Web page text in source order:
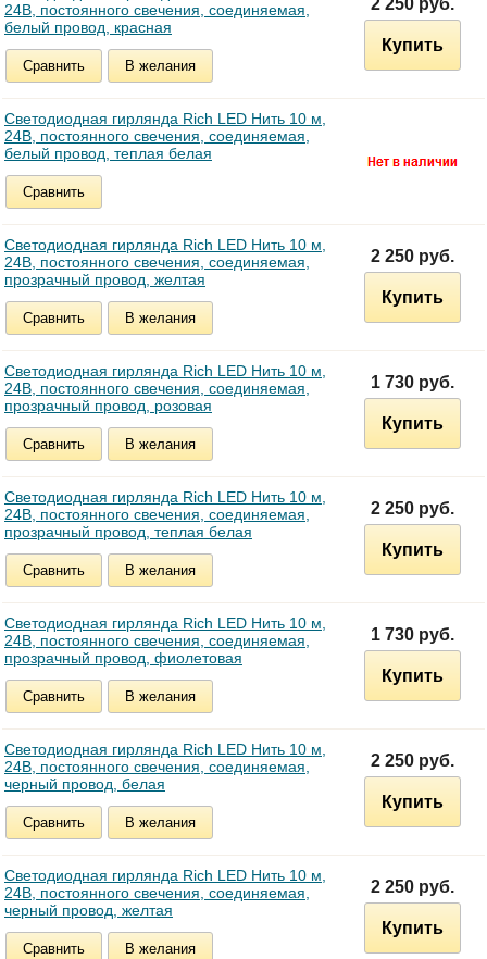
24В, постоянного свечения, соединяемая,
белый провод, красная
Сравнить В желания
2 250 руб.
Купить
Светодиодная гирлянда Rich LED Нить 10 м,
24В, постоянного свечения, соединяемая,
белый провод, теплая белая
Сравнить
Светодиодная гирлянда Rich LED Нить 10 м,
24В, постоянного свечения, соединяемая,
прозрачный провод, желтая
Сравнить В желания
2 250 руб.
Купить
Светодиодная гирлянда Rich LED Нить 10 м,
24В, постоянного свечения, соединяемая,
прозрачный провод, розовая
Сравнить В желания
1 730 руб.
Купить
Светодиодная гирлянда Rich LED Нить 10 м,
24В, постоянного свечения, соединяемая,
прозрачный провод, теплая белая
Сравнить В желания
2 250 руб.
Купить
Светодиодная гирлянда Rich LED Нить 10 м,
24В, постоянного свечения, соединяемая,
прозрачный провод, фиолетовая
Сравнить В желания
1 730 руб.
Купить
Светодиодная гирлянда Rich LED Нить 10 м,
24В, постоянного свечения, соединяемая,
черный провод, белая
Сравнить В желания
2 250 руб.
Купить
Светодиодная гирлянда Rich LED Нить 10 м,
24В, постоянного свечения, соединяемая,
черный провод, желтая
Сравнить В желания
2 250 руб.
Купить